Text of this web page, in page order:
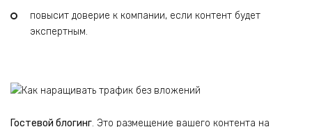
повысит доверие к компании, если контент будет
экспертным.
Гостевой блогинг. Это размещение вашего контента на